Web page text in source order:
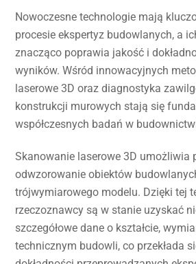
Nowoczesne technologie mają
procesie ekspertyz budowlanych, a
znacząco poprawia jakość i
wyników. Wśród innowacyjnych
laserowe 3D oraz diagnostyka
konstrukcji murowych stają się
współczesnych badań w
Skanowanie laserowe 3D umożliwia
odwzorowanie obiektów
trójwymiarowego modelu. Dzięki tej
rzeczoznawcy są w stanie uzyskać
szczegółowe dane o kształcie,
technicznym budowli, co przekłada